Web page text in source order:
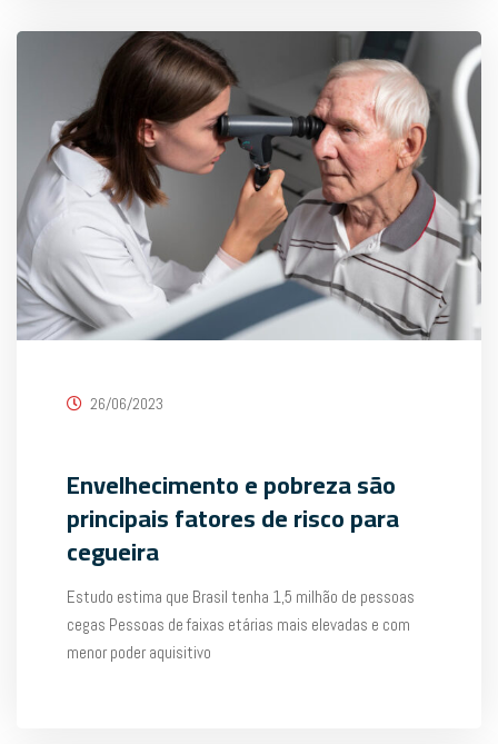
26/06/2023
Envelhecimento e pobreza são
principais fatores de risco para
cegueira
Estudo estima que Brasil tenha 1,5 milhão de pessoas
cegas Pessoas de faixas etárias mais elevadas e com
menor poder aquisitivo